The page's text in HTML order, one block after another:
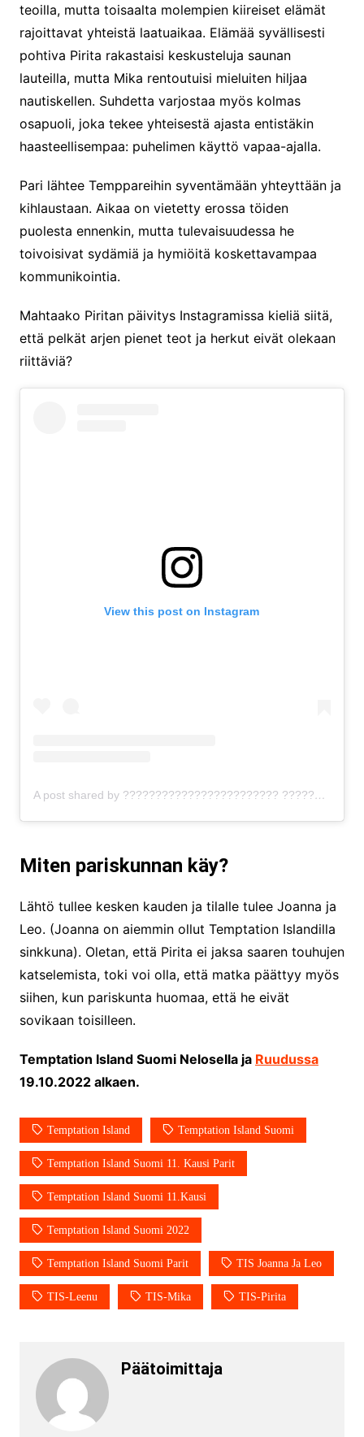
teoilla, mutta toisaalta molempien kiireiset elämät
rajoittavat yhteistä laatuaikaa. Elämää syvällisesti
pohtiva Pirita rakastaisi keskusteluja saunan
lauteilla, mutta Mika rentoutuisi mieluiten hiljaa
nautiskellen. Suhdetta varjostaa myös kolmas
osapuoli, joka tekee yhteisestä ajasta entistäkin
haasteellisempaa: puhelimen käyttö vapaa-ajalla.
Pari lähtee Temppareihin syventämään yhteyttään ja
kihlaustaan. Aikaa on vietetty erossa töiden
puolesta ennenkin, mutta tulevaisuudessa he
toivoisivat sydämiä ja hymiöitä koskettavampaa
kommunikointia.
Mahtaako Piritan päivitys Instagramissa kieliä siitä,
että pelkät arjen pienet teot ja herkut eivät olekaan
riittäviä?
View this post on Instagram
A post shared by ???????????????????????? ???????????????????????????????????? (@piritaniemenmaa)
Miten pariskunnan käy?
Lähtö tullee kesken kauden ja tilalle tulee Joanna ja
Leo. (Joanna on aiemmin ollut Temptation Islandilla
sinkkuna). Oletan, että Pirita ei jaksa saaren touhujen
katselemista, toki voi olla, että matka päättyy myös
siihen, kun pariskunta huomaa, että he eivät
sovikaan toisilleen.
Temptation Island Suomi Nelosella ja Ruudussa
19.10.2022 alkaen.
Temptation Island Temptation Island Suomi
Temptation Island Suomi 11. Kausi Parit
Temptation Island Suomi 11.kausi
Temptation Island Suomi 2022
Temptation Island Suomi Parit TIS Joanna Ja Leo
TIS-Leenu TIS-Mika TIS-Pirita
Päätoimittaja